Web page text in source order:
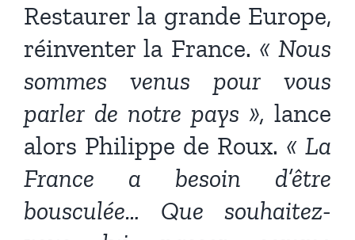
Restaurer la grande Europe,
réinventer la France. « Nous
sommes venus pour vous
parler de notre pays », lance
alors Philippe de Roux. « La
France a besoin d’être
bousculée… Que souhaitez-